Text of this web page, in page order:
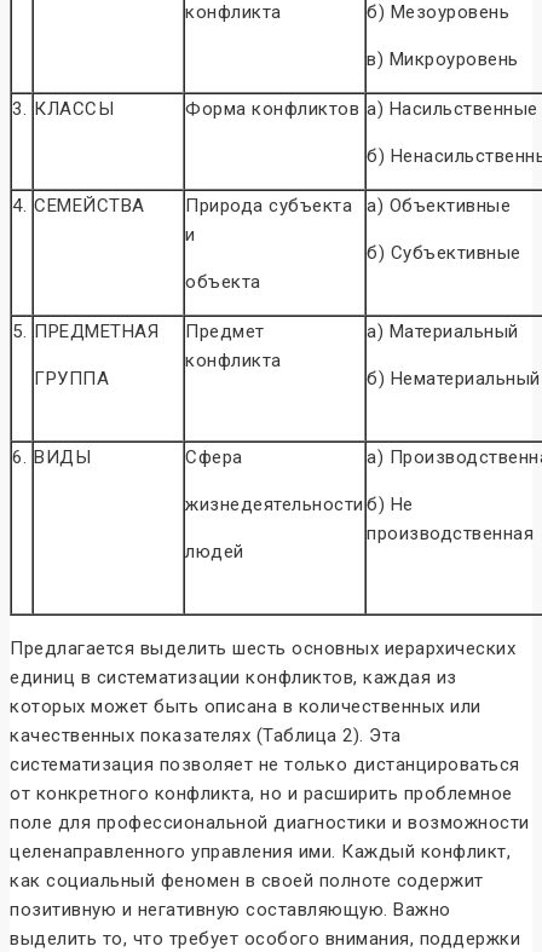
конфликта б) Мезоуровень
в) Микроуровень
3. КЛАССЫ Форма конфликтов а) Насильственные
б)
4. СЕМЕЙСТВА
Природа субъекта
и
объекта
а) Объективные
б) Субъективные
5. ПРЕДМЕТНАЯ
ГРУППА
Предмет
конфликта
а) Материальный
б) Нематериальный
6. ВИДЫ Сфера
жизнедеятельности
людей
а)
б) Не
производственная
Предлагается выделить шесть основных иерархических
единиц в систематизации конфликтов, каждая из
которых может быть описана в количественных или
качественных показателях (Таблица 2). Эта
систематизация позволяет не только дистанцироваться
от конкретного конфликта, но и расширить проблемное
поле для профессиональной диагностики и возможности
целенаправленного управления ими. Каждый конфликт,
как социальный феномен в своей полноте содержит
позитивную и негативную составляющую. Важно
выделить то, что требует особого внимания, поддержки